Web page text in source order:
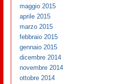
maggio 2015
aprile 2015
marzo 2015
febbraio 2015
gennaio 2015
dicembre 2014
novembre 2014
ottobre 2014